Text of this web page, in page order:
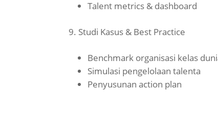
Talent metrics & dashboard
Studi Kasus & Best Practice
Benchmark organisasi kelas
Simulasi pengelolaan talenta
Penyusunan action plan